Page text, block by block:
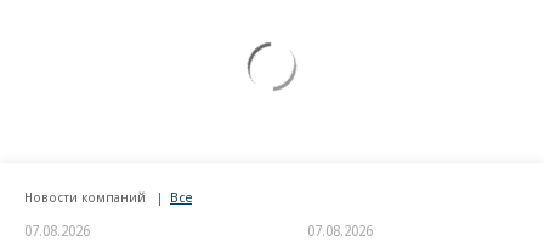
Германия выслала почти 400 россиян с начала конфликта на Украине
МИД Болгарии вызвал посла Украины из-за инцидента с дроном
запасов в ФРГ
Еще